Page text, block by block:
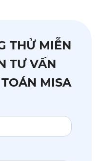
THỬ MIỄN
TƯ VẤN
MISA